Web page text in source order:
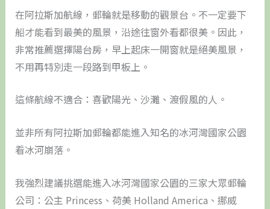
在阿拉斯加航線，郵輪就是移動的觀景台。不一定要下
船才能看到最美的風景，沿途往窗外看都很美。因此，
非常推薦選擇陽台房，早上起床一開窗就是絕美風景，
不用再特別走一段路到甲板上。
這條航線不適合：喜歡陽光、沙灘、渡假風的人。
並非所有阿拉斯加郵輪都能進入知名的冰河灣國家公園
看冰河崩落。
我強烈建議挑選能進入冰河灣國家公園的三家大眾郵輪
公司：公主 Princess、荷美 Holland America、挪威